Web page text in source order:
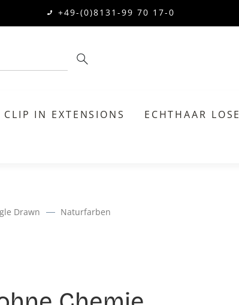
+49-(0)8131-99 70 17-0
CLIP IN EXTENSIONS ECHTHAAR LOSE
Drawn Naturfarben